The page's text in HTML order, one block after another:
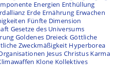
Energien Enthüllung
Erde Ernährung Erwachen
Fünfte Dimension
Gesetze des Universums
Goldenes Dreieck Göttliche
Zweckmäßigkeit Hyperborea
Jesus Christus Karma
Klone Kollektives